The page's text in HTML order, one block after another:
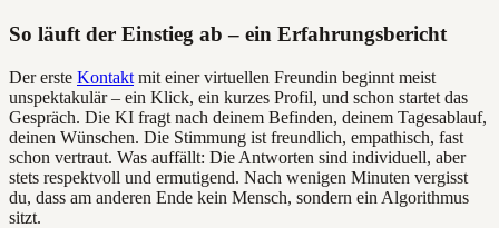
So läuft der Einstieg ab – ein Erfahrungsbericht
Der erste Kontakt mit einer virtuellen Freundin beginnt meist
unspektakulär – ein Klick, ein kurzes Profil, und schon startet das
Gespräch. Die KI fragt nach deinem Befinden, deinem Tagesablauf,
deinen Wünschen. Die Stimmung ist freundlich, empathisch, fast
schon vertraut. Was auffällt: Die Antworten sind individuell, aber
stets respektvoll und ermutigend. Nach wenigen Minuten vergisst
du, dass am anderen Ende kein Mensch, sondern ein Algorithmus
sitzt.